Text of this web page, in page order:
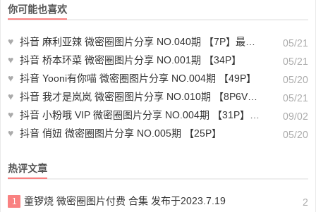
你可能也喜欢
♥ 抖音 麻利亚辣 微密圈图片分享 NO.040期 【7P】最新至：2023.6.1
05/21
♥ 抖音 桥本环菜 微密圈图片分享 NO.001期 【34P】
05/21
♥ 抖音 Yooni有你喵 微密圈图片分享 NO.004期 【49P】
05/20
♥ 抖音 我才是岚岚 微密圈图片分享 NO.010期 【8P6V】最新至：2023.11.15
05/21
♥ 抖音 小粉哦 VIP 微密圈图片分享 NO.004期 【31P】最新至：2024.8.30
09/02
♥ 抖音 俏妞 微密圈图片分享 NO.005期 【25P】 05/20
热评文章
1 童锣烧 微密圈图片付费 合集 发布于2023.7.19 2